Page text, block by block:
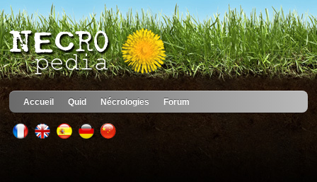
Accueil Quid Nécrologies Forum